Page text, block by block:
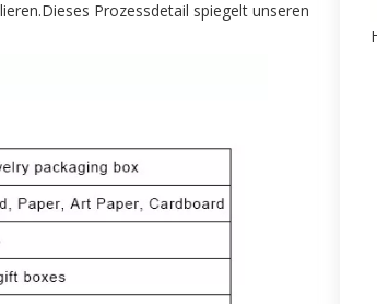
Prozessdetail spiegelt unseren